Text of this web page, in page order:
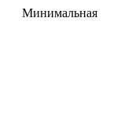
Минимальная